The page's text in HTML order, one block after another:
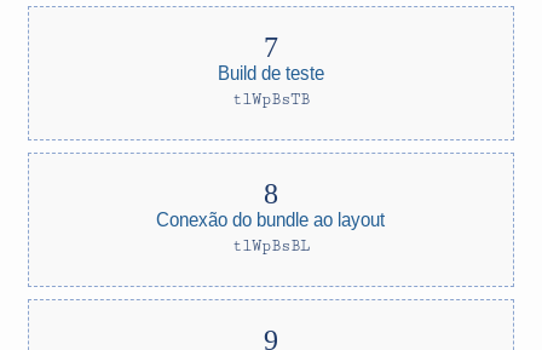
Build de teste
tlWpBsTB
Conexão do bundle ao layout
tlWpBsBL